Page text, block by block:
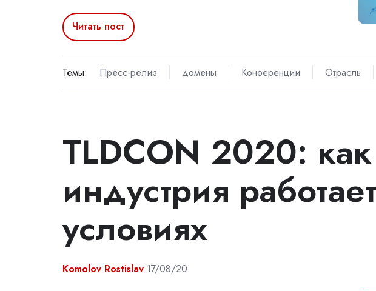
Читать пост
Темы: Пресс-релиз домены Конференции Отрасль
TLDCON 2020:
индустрия
условиях
Komolov Rostislav 17/08/20